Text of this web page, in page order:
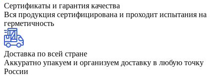
Сертификаты и гарантия качества
Вся продукция сертифицирована и проходит испытания на
герметичность
Доставка по всей стране
Аккуратно упакуем и организуем доставку в любую точку
России